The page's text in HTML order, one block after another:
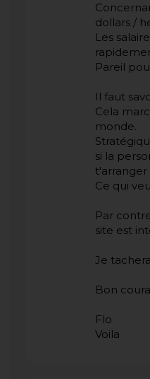
dollars /
Les
Pareil
Il faut
Cela
monde.
si la
t'arranger
Ce qui
Par
site est
Je
Bon
Flo
Voila